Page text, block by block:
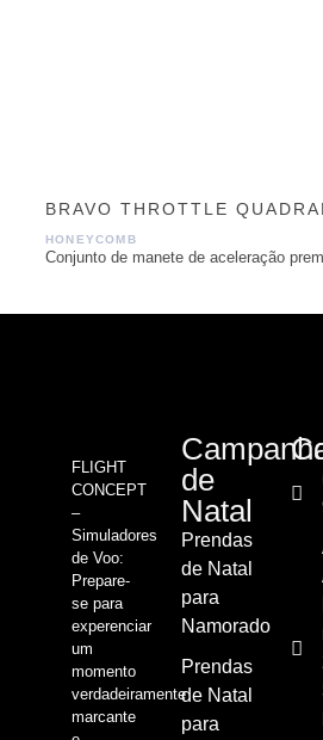
BRAVO THROTTLE
HONEYCOMB
Conjunto de manete de aceleração
FLIGHT
CONCEPT
–
Simuladores
de Voo:
Prepare-
se para
experenciar
um
momento
verdadeiramente
marcante
de
Natal
Prendas
de Natal
para
Namorado
Prendas
de Natal
para